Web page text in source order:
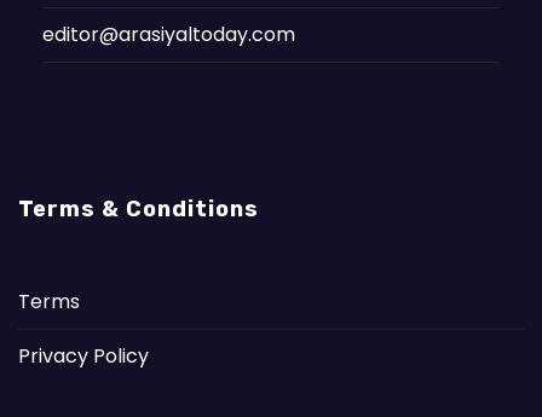
editor@arasiyaltoday.com
Terms & Conditions
Terms
Privacy Policy